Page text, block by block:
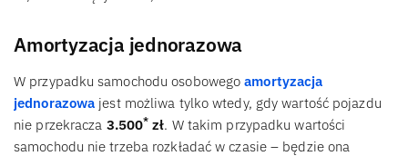
Amortyzacja jednorazowa
W przypadku samochodu osobowegoamortyzacja
jednorazowa jest możliwa tylko wtedy, gdy wartość pojazdu
nie przekracza 3.500* zł. W takim przypadku wartości
samochodu nie trzeba rozkładać w czasie – będzie ona